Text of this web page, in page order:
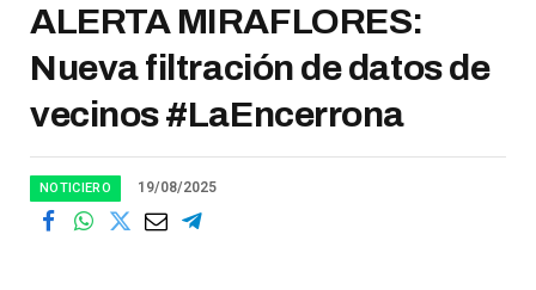
ALERTA MIRAFLORES:
Nueva filtración de datos de
vecinos #LaEncerrona
NOTICIERO 19/08/2025